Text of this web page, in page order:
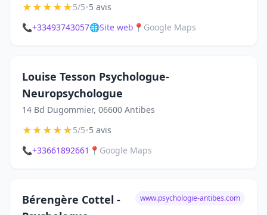
★★★★★5/5•5 avis
📞+33493743057🌐Site web 📍 Google Maps
Louise Tesson Psychologue-
Neuropsychologue
14 Bd Dugommier, 06600 Antibes
★★★★★5/5•5 avis
📞+33661892661 📍 Google Maps
Bérengère Cottel -
www.psychologie-antibes.com